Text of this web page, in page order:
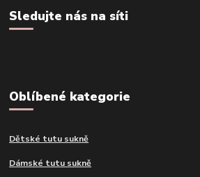
Sledujte nás na síti
Oblíbené kategorie
Dětské tutu sukně
Dámské tutu sukně